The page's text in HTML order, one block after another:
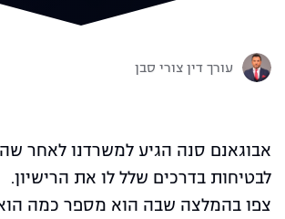
עורך דין צורי סבן
אבוגאנם סנה הגיע למשרדנו לאחר
לבטיחות בדרכים שלל לו את הרישיון.
צפו בהמלצה שבה הוא מספר כמה